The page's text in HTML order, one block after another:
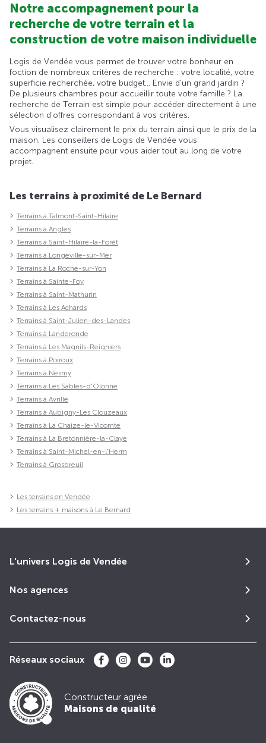
Notre accompagnement pour la
recherche de votre terrain et la
construction de votre maison individuelle
Logis de Vendée vous permet de trouver votre bonheur en
foction de nombreux critères de recherche : votre localité, votre
superficie recherchée, votre budget... Envie d'un grand jardin ?
De plusieurs chambres pour accueillir toute votre famille ? La
recherche de Terrain est simple pour accéder directement à une
sélection d'offres correspondant à vos critères.
Vous visualisez clairement le prix du terrain ainsi que le prix de la
maison. Les conseillers de Logis de Vendée vous
accompagnent ensuite pour vous aider tout au long de votre
projet.
Les terrains à proximité de Le Bernard
Terrains à Talmont-Saint-Hilaire
Terrains à Angles
Terrains à Saint-Hilaire-la-Forêt
Terrains à Longeville-sur-Mer
Terrains à La Roche-sur-Yon
Terrains à Sainte-Foy
Terrains à Saint-Mathurin
Terrains à Les Achards
Terrains à Saint-Julien-des-Landes
Terrains à Landeronde
Terrains à Les Magnils-Reigniers
Terrains à Poiroux
Terrains à Nesmy
Terrains à Les Sables-d'Olonne
Terrains à Avrillé
Terrains à Aubigny-Les Clouzeaux
Terrains à La Chaize-le-Vicomte
Terrains à La Bretonnière-la-Claye
Terrains à Saint-Michel-en-l'Herm
Terrains à Grosbreuil
Les terrains en Vendée
Les terrains + maisons à Le Bernard
L'univers Logis de Vendée
Nos agences
Contactez-nous
Réseaux sociaux
Constructeur agrée
Maisons de qualité